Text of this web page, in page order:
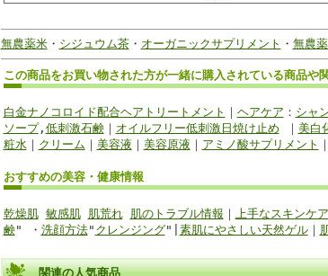
無農薬米・ シジュウム茶・ オーガニックサプリメント ・ 無農
この商品をお買い物された方が一緒に購入されている商品や
白金ナノコロイド配合ヘアトリートメント ｜ ヘアケア ： シャ
ソープ, 低刺激石鹸｜ オイルフリー低刺激日焼け止め ｜ 美白
粧水｜ クリーム ｜ 美容液 ｜ 美容原液 ｜ アミノ酸サプリメント ｜
おすすめの美容・健康情報
乾燥肌 敏感肌 肌荒れ 肌のトラブル情報 ｜ 上手なスキンケア
鹸" ・ 洗顔方法" クレンジング"| 素肌にやさしい天然ゲル｜
関連の人気商品